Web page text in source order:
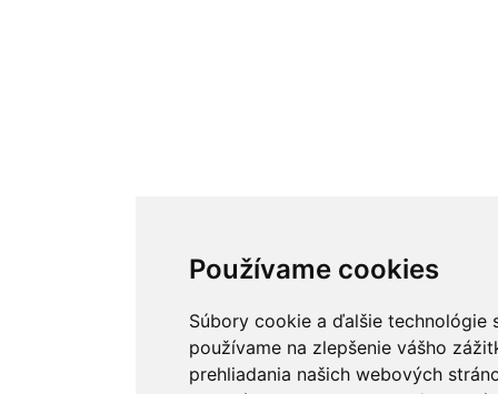
Používame cookies
Súbory cookie a ďalšie technológie
používame na zlepšenie vášho
prehliadania našich webových